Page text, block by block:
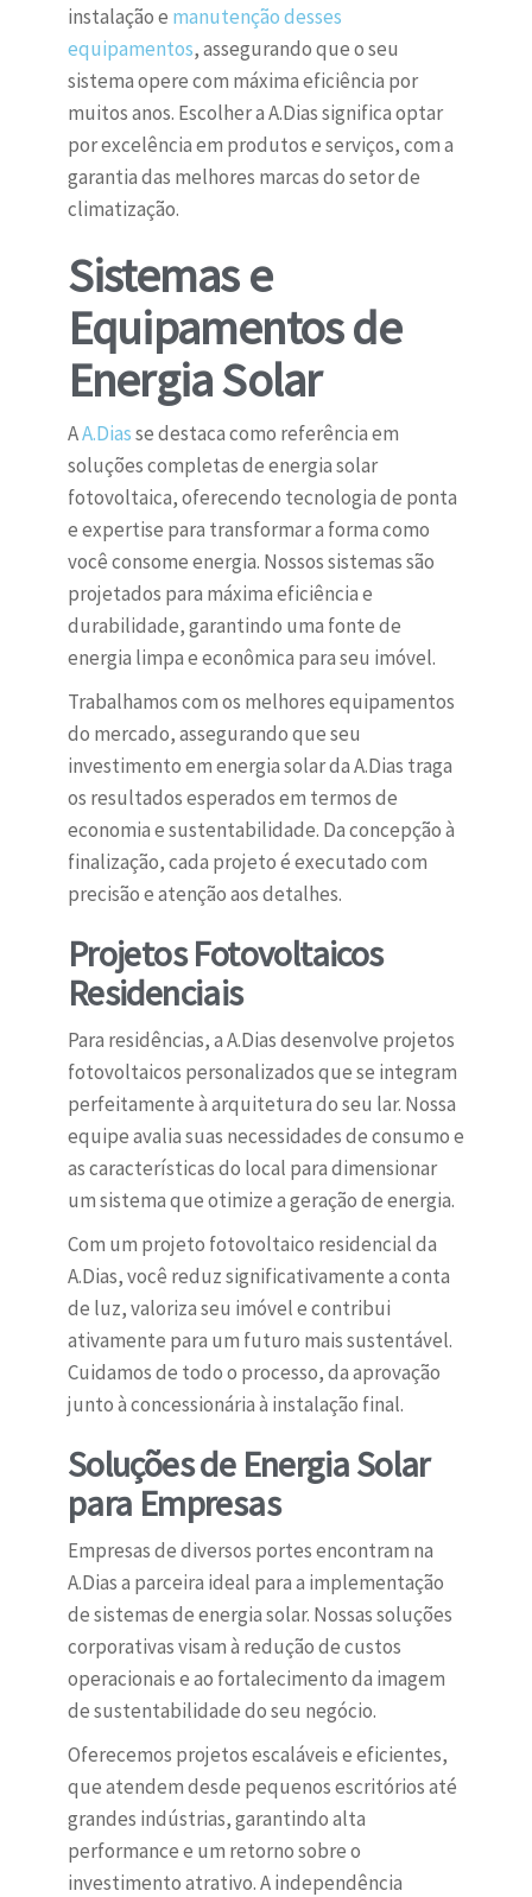
instalação e manutenção desses
equipamentos, assegurando que o seu
sistema opere com máxima eficiência por
muitos anos. Escolher a A.Dias significa optar
por excelência em produtos e serviços, com a
garantia das melhores marcas do setor de
climatização.
Sistemas e
Equipamentos de
Energia Solar
AA.Diasse destaca como referência em
soluções completas de energia solar
fotovoltaica, oferecendo tecnologia de ponta
e expertise para transformar a forma como
você consome energia. Nossos sistemas são
projetados para máxima eficiência e
durabilidade, garantindo uma fonte de
energia limpa e econômica para seu imóvel.
Trabalhamos com os melhores equipamentos
do mercado, assegurando que seu
investimento em energia solar da A.Dias traga
os resultados esperados em termos de
economia e sustentabilidade. Da concepção à
finalização, cada projeto é executado com
precisão e atenção aos detalhes.
Projetos Fotovoltaicos
Residenciais
Para residências, a A.Dias desenvolve projetos
fotovoltaicos personalizados que se integram
perfeitamente à arquitetura do seu lar. Nossa
equipe avalia suas necessidades de consumo e
as características do local para dimensionar
um sistema que otimize a geração de energia.
Com um projeto fotovoltaico residencial da
A.Dias, você reduz significativamente a conta
de luz, valoriza seu imóvel e contribui
ativamente para um futuro mais sustentável.
Cuidamos de todo o processo, da aprovação
junto à concessionária à instalação final.
Soluções de Energia Solar
para Empresas
Empresas de diversos portes encontram na
A.Dias a parceira ideal para a implementação
de sistemas de energia solar. Nossas soluções
corporativas visam à redução de custos
operacionais e ao fortalecimento da imagem
de sustentabilidade do seu negócio.
Oferecemos projetos escaláveis e eficientes,
que atendem desde pequenos escritórios até
grandes indústrias, garantindo alta
performance e um retorno sobre o
investimento atrativo. A independência